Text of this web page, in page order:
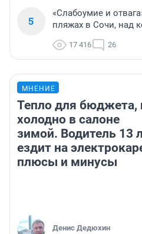
5
«Слабоумие и
пляжах в Сочи, над
17 416 26
МНЕНИЕ
Тепло для бюджета,
холодно в салоне
зимой. Водитель 13
ездит на
плюсы и минусы
Денис Дедюхин